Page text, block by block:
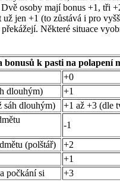
osoby mají bonus +1, tři
už jen +1 (to zůstává i pro
Některé situace
bonusů k pasti na polapení
+0
dlouhým)
+1
sáh dlouhým)
+1 až +3 (dle
-1
(polštář)
+2
+1
počkání si
+3